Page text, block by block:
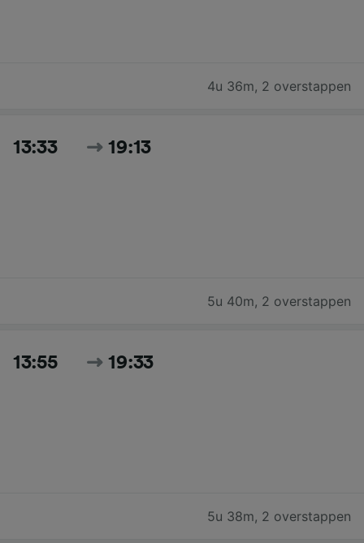
4u 36m, 2 overstappen
13:33 19:13
5u 40m, 2 overstappen
13:55 19:33
5u 38m, 2 overstappen